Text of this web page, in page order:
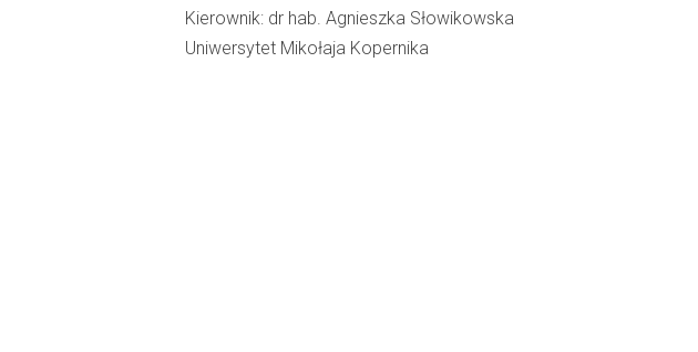
Kierownik: dr hab. Agnieszka Słowikowska
Uniwersytet Mikołaja Kopernika